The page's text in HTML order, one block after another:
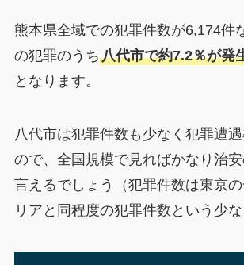
熊本県全域での犯罪件数が6,174件
の犯罪のうち八代市で約7.2％が発
となります。
八代市は犯罪件数も少なく犯罪遭
ので、全国規模で見ればかなり治
言えるでしょう（犯罪件数は東京
リアと同程度の犯罪件数という少な